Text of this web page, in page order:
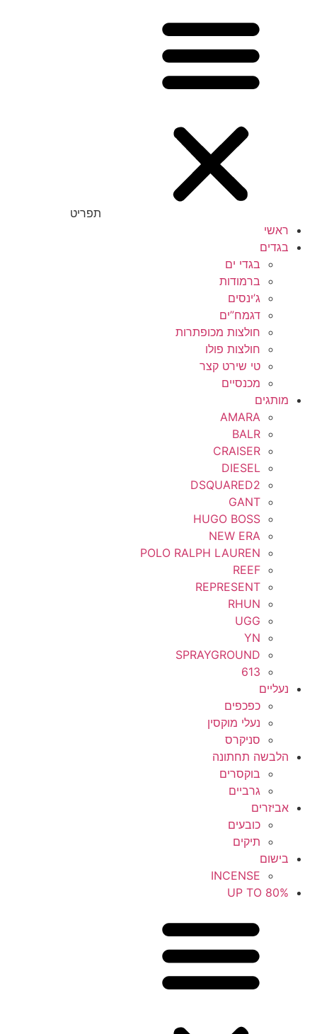
תפריט
ראשי
בגדים
בגדי ים
ברמודות
ג’ינסים
דגמח”ים
חולצות מכופתרות
חולצות פולו
טי שירט קצר
מכנסיים
מותגים
AMARA
BALR
CRAISER
DIESEL
DSQUARED2
GANT
HUGO BOSS
NEW ERA
POLO RALPH LAUREN
REEF
REPRESENT
RHUN
UGG
YN
SPRAYGROUND
613
נעליים
כפכפים
נעלי מוקסין
סניקרס
הלבשה תחתונה
בוקסרים
גרביים
אביזרים
כובעים
תיקים
בישום
INCENSE
UP TO 80%